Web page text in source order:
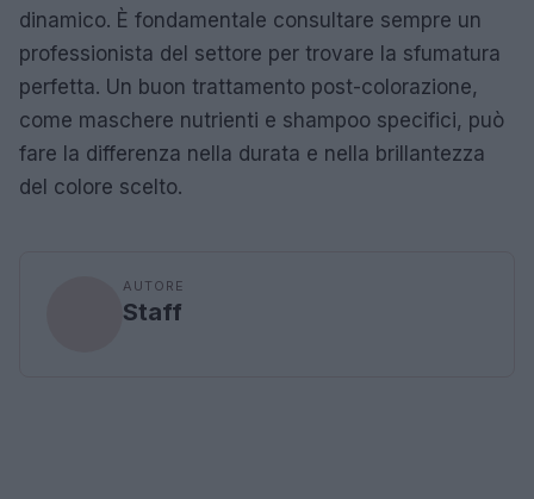
dinamico. È fondamentale consultare sempre un
professionista del settore per trovare la sfumatura
perfetta. Un buon trattamento post-colorazione,
come maschere nutrienti e shampoo specifici, può
fare la differenza nella durata e nella brillantezza
del colore scelto.
AUTORE
Staff